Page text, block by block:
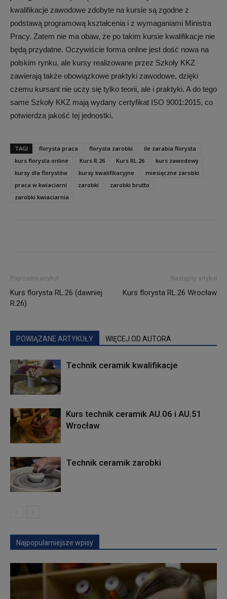
kwalifikacje zawodowe zdobyte na kursie są zgodne z
podstawą programową kształcenia i z wymaganiami Ministra
Pracy. Zatem nie ma obaw, że po takim kursie kwalifikacje nie
będą przydatne. Oczywiście forma online jest dość nowa na
polskim rynku, ale kursy realizowane przez Szkoły KKZ
zawierają także obowiązkowe praktyki zawodowe, dzięki
czemu kursant nie uczy się tylko teorii, ale i praktyki. A do tego
same Szkoły KKZ mają wydany certyfikat ISO 9001:2015, co
potwierdza jakość tej jednostki.
TAGI florysta praca florysta zarobki
ile zarabia florysta
kurs florysta online
Kurs R.26 Kurs RL.26
kurs zawodowy
kursy dla florystów
kursy kwalifikacyjne
miesięczne zarobki
praca w kwiaciarni
zarobki
zarobki brutto
zarobki kwiaciarnia
Poprzedni artykuł
Kurs florysta RL.26 (dawniej
R.26)
Następny artykuł
Kurs florysta RL.26 Wrocław
POWIĄZANE ARTYKUŁY WIĘCEJ OD AUTORA
Technik ceramik kwalifikacje
Kurs technik ceramik AU.06 i AU.51
Wrocław
Technik ceramik zarobki
Najpopularniejsze wpisy